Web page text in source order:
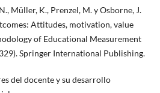
Müller, K., Prenzel, M. y Osborne, J.
Attitudes, motivation, value
of Educational Measurement
Springer International Publishing.
del docente y su desarrollo